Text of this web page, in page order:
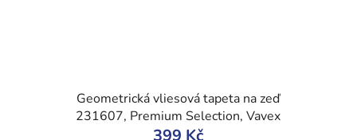
Geometrická vliesová tapeta na zeď
231607, Premium Selection, Vavex